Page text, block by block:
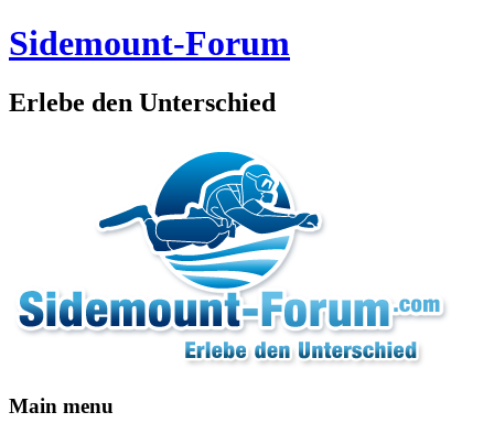
Sidemount-Forum
Erlebe den Unterschied
Main menu